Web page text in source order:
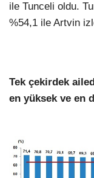
ile Tunceli oldu.
%54,1 ile Artvin
Tek çekirdek
en yüksek ve en